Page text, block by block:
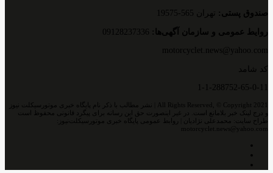
صندوق پستی: تهران 565-19575
روایط عمومی و سازمان آگهی‌ها:
motorcyclet.news@yahoo.com
کد شامد
1-1-288752-65-0-11
All Rights Reserved, © Copyright 2021 | نشر مطالب با ذکر نام پایگاه خبری موتورسیکلت نیوز
و درج لینک خبر بلامانع است. در غیر اینصورت حق این رسانه برای پیگرد قانونی محفوظ است
طراح سایت: محمدعلی نژادیان | روابط عمومی پایگاه خبری موتورسیکلت‌نیوز:
motorcyclet.news@yahoo.com